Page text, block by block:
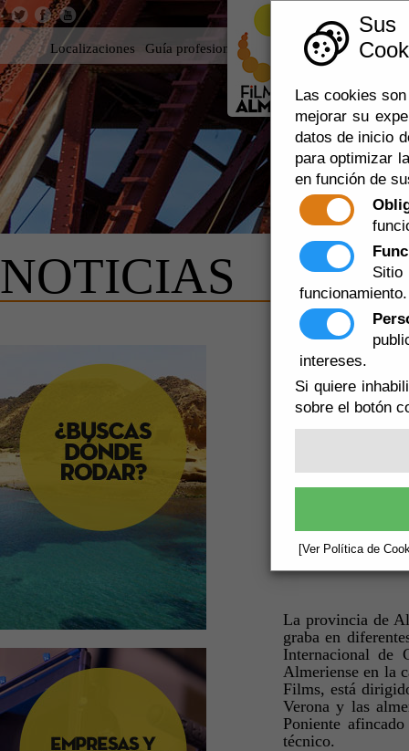
Las cookies
mejorar su
datos de inicio
para optimizar
en función de
funcionamiento.
intereses.
Si quiere
sobre el botón
[Ver Política de
Localizaciones Guía profesional Rodar en Almería 360
NOTICIAS
RODAJE
La provincia de
graba en
Internacional de
Almeriense en la
Films, está
Verona y las
Poniente
técnico.